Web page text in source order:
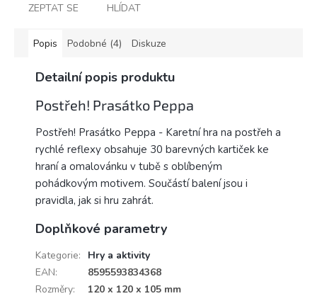
ZEPTAT SE HLÍDAT
Popis Podobné (4) Diskuze
Detailní popis produktu
Postřeh! Prasátko Peppa
Postřeh! Prasátko Peppa - Karetní hra na postřeh a
rychlé reflexy obsahuje 30 barevných kartiček ke
hraní a omalovánku v tubě s oblíbeným
pohádkovým motivem. Součástí balení jsou i
pravidla, jak si hru zahrát.
Doplňkové parametry
Kategorie:
Hry a aktivity
EAN:
8595593834368
Rozměry: 120 x 120 x 105 mm